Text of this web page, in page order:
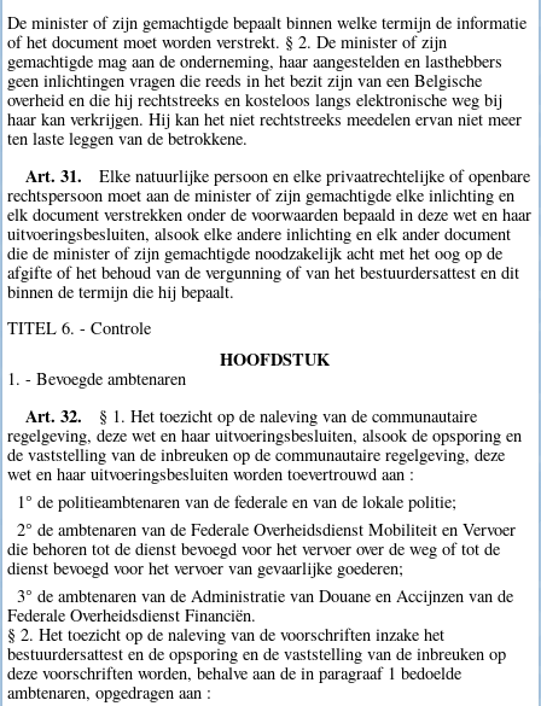
De minister of zijn gemachtigde bepaalt binnen welke termijn de informatie
of het document moet worden verstrekt. § 2. De minister of zijn
gemachtigde mag aan de onderneming, haar aangestelden en lasthebbers
geen inlichtingen vragen die reeds in het bezit zijn van een Belgische
overheid en die hij rechtstreeks en kosteloos langs elektronische weg bij
haar kan verkrijgen. Hij kan het niet rechtstreeks meedelen ervan niet meer
ten laste leggen van de betrokkene.
Art. 31.
Elke natuurlijke persoon en elke privaatrechtelijke of openbare
rechtspersoon moet aan de minister of zijn gemachtigde elke inlichting en
elk document verstrekken onder de voorwaarden bepaald in deze wet en haar
uitvoeringsbesluiten, alsook elke andere inlichting en elk ander document
die de minister of zijn gemachtigde noodzakelijk acht met het oog op de
afgifte of het behoud van de vergunning of van het bestuurdersattest en dit
binnen de termijn die hij bepaalt.
TITEL 6. - Controle
HOOFDSTUK
1. - Bevoegde ambtenaren
Art. 32.
§ 1. Het toezicht op de naleving van de communautaire
regelgeving, deze wet en haar uitvoeringsbesluiten, alsook de opsporing en
de vaststelling van de inbreuken op de communautaire regelgeving, deze
wet en haar uitvoeringsbesluiten worden toevertrouwd aan :
1° de politieambtenaren van de federale en van de lokale politie;
2° de ambtenaren van de Federale Overheidsdienst Mobiliteit en Vervoer
die behoren tot de dienst bevoegd voor het vervoer over de weg of tot de
dienst bevoegd voor het vervoer van gevaarlijke goederen;
3° de ambtenaren van de Administratie van Douane en Accijnzen van de
Federale Overheidsdienst Financiën.
§ 2. Het toezicht op de naleving van de voorschriften inzake het
bestuurdersattest en de opsporing en de vaststelling van de inbreuken op
deze voorschriften worden, behalve aan de in paragraaf 1 bedoelde
ambtenaren, opgedragen aan :